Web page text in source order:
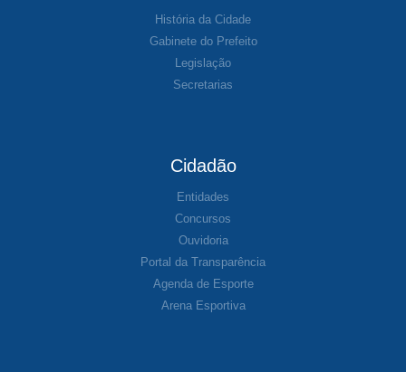
História da Cidade
Gabinete do Prefeito
Legislação
Secretarias
Cidadão
Entidades
Concursos
Ouvidoria
Portal da Transparência
Agenda de Esporte
Arena Esportiva